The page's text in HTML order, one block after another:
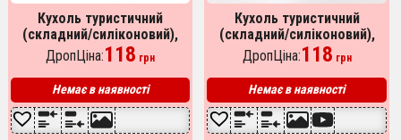
Кухоль туристичний
(складний/силіконовий),
складний термокухоль,
складаний кухоль для кави.
Колір: блакитний
ДропЦіна:118 грн
Немає в наявності
Кухоль туристичний
(складний/силіконовий),
стаканчик силіконовий,
кружки для походу. Колір:
синій
ДропЦіна:118 грн
Немає в наявності